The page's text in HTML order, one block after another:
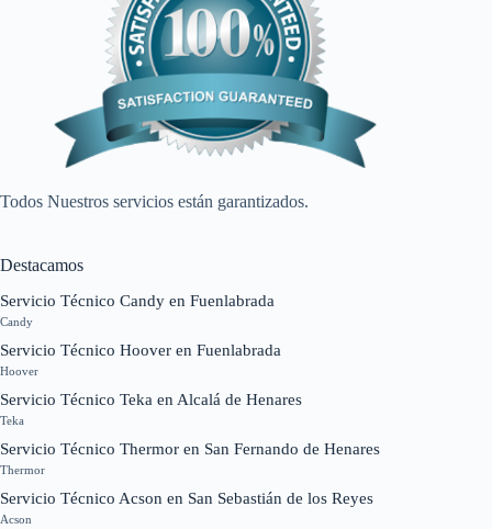
Todos Nuestros servicios están garantizados.
Destacamos
Servicio Técnico Candy en Fuenlabrada
Candy
Servicio Técnico Hoover en Fuenlabrada
Hoover
Servicio Técnico Teka en Alcalá de Henares
Teka
Servicio Técnico Thermor en San Fernando de Henares
Thermor
Servicio Técnico Acson en San Sebastián de los Reyes
Acson